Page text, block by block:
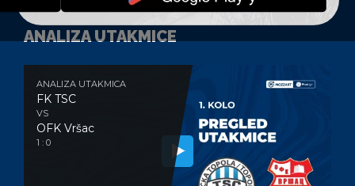
ANALIZA UTAKMICE
ANALIZA UTAKMICA
FK TSC
VS
OFK Vršac
1 : 0